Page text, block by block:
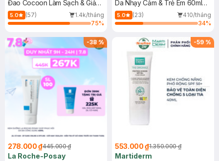
Đao Cocoon Làm Sạch & Giảm
Dầu 500ml
5.0 (57)
1.4k/tháng
75%
Da Nhạy Cảm & Trẻ Em 60ml
(Mới)
5.0 (23)
410/tháng
34%
-38%
278.000 ₫445.000 ₫
La Roche-Posay
-59 %
553.000 ₫1.350.000 ₫
Martiderm